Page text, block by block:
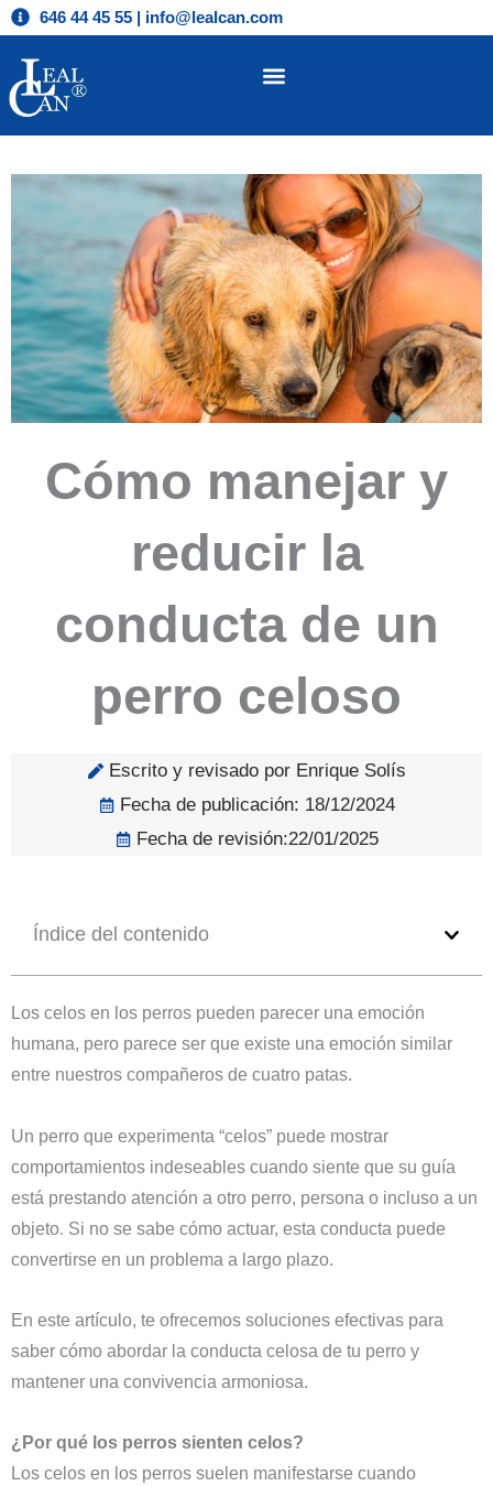
al
contenido
646 44 45 55 | info@lealcan.com
Cómo manejar y
reducir la
conducta de un
perro celoso
Escrito y revisado por Enrique Solís
Fecha de publicación: 18/12/2024
Fecha de revisión:22/01/2025
Índice del contenido
Los celos en los perros pueden parecer una emoción
humana, pero parece ser que existe una emoción similar
entre nuestros compañeros de cuatro patas.
Un perro que experimenta “celos” puede mostrar
comportamientos indeseables cuando siente que su guía
está prestando atención a otro perro, persona o incluso a un
objeto. Si no se sabe cómo actuar, esta conducta puede
convertirse en un problema a largo plazo.
En este artículo, te ofrecemos soluciones efectivas para
saber cómo abordar la conducta celosa de tu perro y
mantener una convivencia armoniosa.
¿Por qué los perros sienten celos?
Los celos en los perros suelen manifestarse cuando